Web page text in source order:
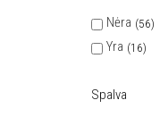
Nėra
56
Yra 16
Spalva